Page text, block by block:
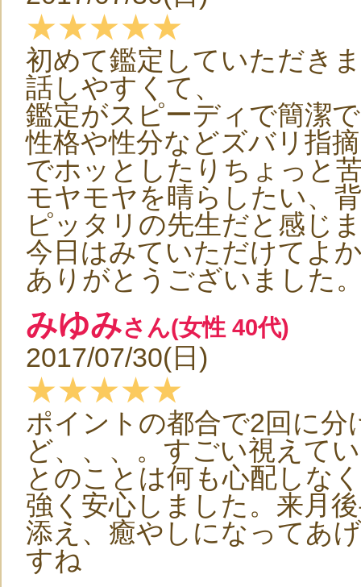
★★★★★
初めて鑑定していただき
話しやすくて、
鑑定がスピーディで簡潔
性格や性分などズバリ指
でホッとしたりちょっと
モヤモヤを晴らしたい、
ピッタリの先生だと感じ
今日はみていただけてよ
ありがとうございました
みゆみさん(女性 40代)
2017/07/30(日)
★★★★★
ポイントの都合で2回に
ど、、、。すごい視えて
とのことは何も心配しな
強く安心しました。来月
添え、癒やしになってあ
すね